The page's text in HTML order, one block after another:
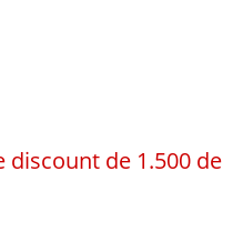
discount de 1.500 de